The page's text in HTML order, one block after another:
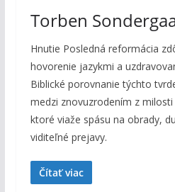
Torben
Hnutie Posledná reformácia
hovorenie jazykmi a
Biblické porovnanie týchto
medzi znovuzrodením z
ktoré viaže spásu na obrady,
viditeľné prejavy.
Čítať viac